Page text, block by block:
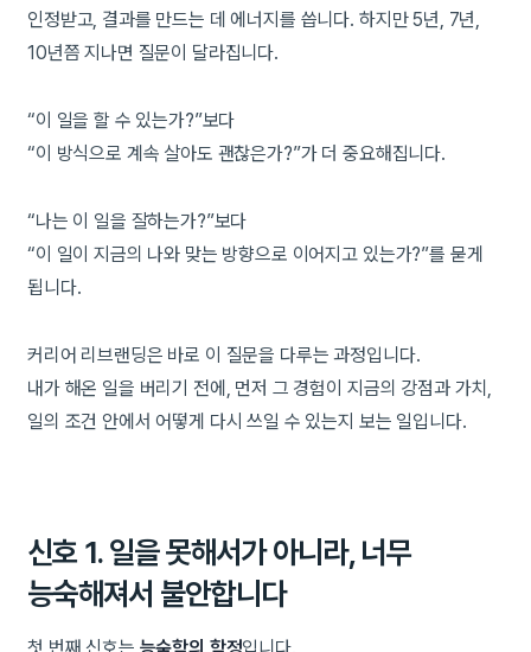
인정받고, 결과를 만드는 데 에너지를 씁니다. 하지만 5년, 7년,
10년쯤 지나면 질문이 달라집니다.
“이 일을 할 수 있는가?”보다
“이 방식으로 계속 살아도 괜찮은가?”가 더 중요해집니다.
“나는 이 일을 잘하는가?”보다
“이 일이 지금의 나와 맞는 방향으로 이어지고 있는가?”를 묻게
됩니다.
커리어 리브랜딩은 바로 이 질문을 다루는 과정입니다.
내가 해온 일을 버리기 전에, 먼저 그 경험이 지금의 강점과 가치,
일의 조건 안에서 어떻게 다시 쓰일 수 있는지 보는 일입니다.
신호 1. 일을 못해서가 아니라, 너무
능숙해져서 불안합니다